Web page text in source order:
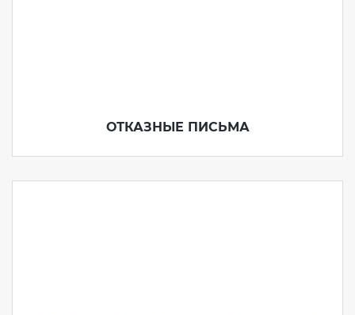
ОТКАЗНЫЕ ПИСЬМА